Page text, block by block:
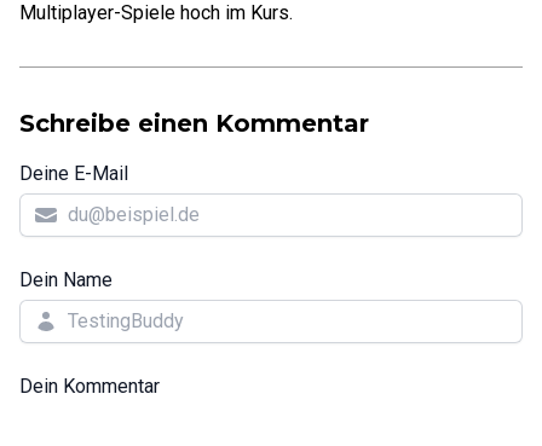
Multiplayer-Spiele hoch im Kurs.
Schreibe einen Kommentar
Deine E-Mail
Dein Name
Dein Kommentar